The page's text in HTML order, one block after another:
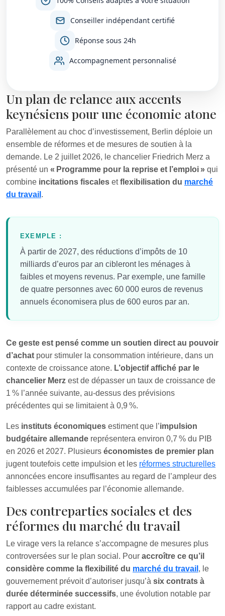
Conseiller indépendant certifié
Réponse sous 24h
Accompagnement personnalisé
Un plan de relance aux accents
keynésiens pour une économie atone
Parallèlement au choc d’investissement, Berlin déploie un
ensemble de réformes et de mesures de soutien à la
demande. Le 2 juillet 2026, le chancelier Friedrich Merz a
présenté un « Programme pour la reprise et l’emploi » qui
combine incitations fiscales etflexibilisation du marché
du travail .
EXEMPLE :
À partir de 2027, des réductions d’impôts de 10
milliards d’euros par an cibleront les ménages à
faibles et moyens revenus. Par exemple, une famille
de quatre personnes avec 60 000 euros de revenus
annuels économisera plus de 600 euros par an.
Ce geste est pensé comme un soutien direct au pouvoir
d’achat pour stimuler la consommation intérieure, dans un
contexte de croissance atone. L’objectif affiché par le
chancelier Merz est de dépasser un taux de croissance de
1 % l’année suivante, au-dessus des prévisions
précédentes qui se limitaient à 0,9 %.
Les instituts économiques estiment que l’impulsion
budgétaire allemande représentera environ 0,7 % du PIB
en 2026 et 2027. Plusieurs économistes de premier plan
jugent toutefois cette impulsion et les réformes structurelles
annoncées encore insuffisantes au regard de l’ampleur des
faiblesses accumulées par l’économie allemande.
Des contreparties sociales et des
réformes du marché du travail
Le virage vers la relance s’accompagne de mesures plus
controversées sur le plan social. Pour accroître ce qu’il
considère comme la flexibilité du marché du travail , le
gouvernement prévoit d’autoriser jusqu’à six contrats à
durée déterminée successifs, une évolution notable par
rapport au cadre existant.